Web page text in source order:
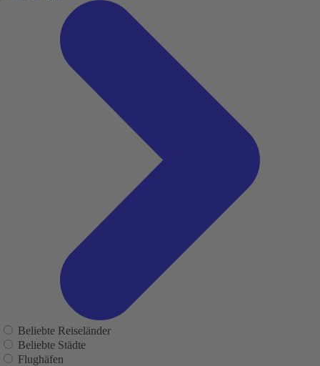
Beliebte Reiseländer
Beliebte Städte
Flughäfen